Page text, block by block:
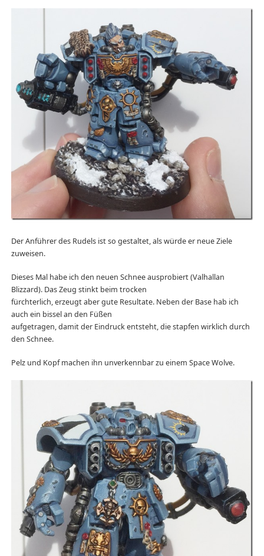
Der Anführer des Rudels ist so gestaltet, als würde er neue Ziele
zuweisen.
Dieses Mal habe ich den neuen Schnee ausprobiert (Valhallan
Blizzard). Das Zeug stinkt beim trocken
fürchterlich, erzeugt aber gute Resultate. Neben der Base hab ich
auch ein bissel an den Füßen
aufgetragen, damit der Eindruck entsteht, die stapfen wirklich durch
den Schnee.
Pelz und Kopf machen ihn unverkennbar zu einem Space Wolve.